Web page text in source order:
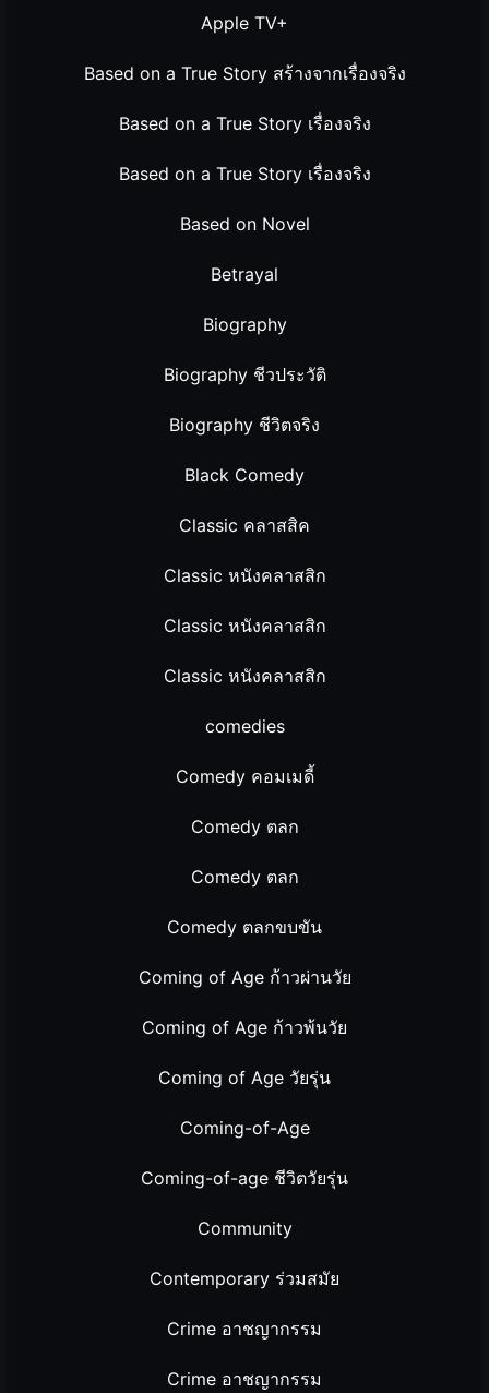
Apple TV+
Based on a True Story สร้างจากเรื่องจริง
Based on a True Story เรื่องจริง
Based on a True Story เรื่องจริง
Based on Novel
Betrayal
Biography
Biography ชีวประวัติ
Biography ชีวิตจริง
Black Comedy
Classic คลาสสิค
Classic หนังคลาสสิก
Classic หนังคลาสสิก
Classic หนังคลาสสิก
comedies
Comedy คอมเมดี้
Comedy ตลก
Comedy ตลก
Comedy ตลกขบขัน
Coming of Age ก้าวผ่านวัย
Coming of Age ก้าวพ้นวัย
Coming of Age วัยรุ่น
Coming-of-Age
Coming-of-age ชีวิตวัยรุ่น
Community
Contemporary ร่วมสมัย
Crime อาชญากรรม
Crime อาชญากรรม